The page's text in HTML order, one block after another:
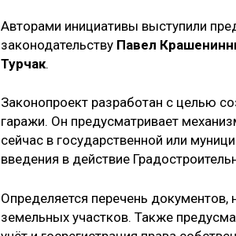
Авторами инициативы выступили
законодательству Павел
Турчак.
Законопроект разработан с целью
гаражи. Он предусматривает
сейчас в государственной или
введения в действие
Определяется перечень
земельных участков. Также